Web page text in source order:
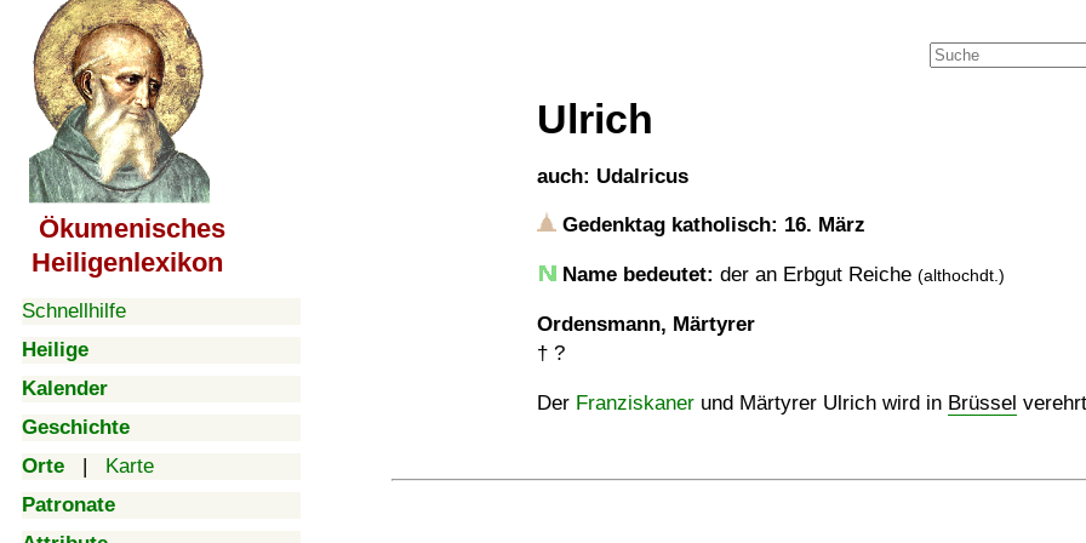
Ökumenisches
Heiligenlexikon
Schnellhilfe
Heilige
Kalender
Geschichte
Orte | Karte
Patronate
Ulrich
auch: Udalricus
Gedenktag katholisch: 16. März
Name bedeutet: der an Erbgut Reiche (althochdt.)
Ordensmann, Märtyrer
† ?
Der Franziskaner und Märtyrer Ulrich wird in Brüssel